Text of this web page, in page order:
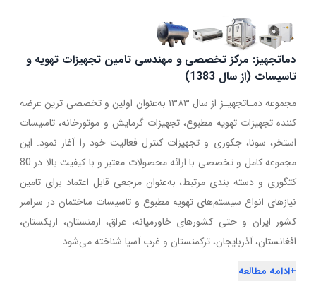
دماتجهیز: مرکز تخصصی و مهندسی تامین تجهیزات تهویه و
تاسیسات (از سال 1383)
مجموعه دمـاتجهیـز از سال ۱۳۸۳ به‌عنوان اولین و تخصصی ترین عرضه
کننده تجهیزات تهویه مطبوع، تجهیزات گرمایش و موتورخانه، تاسیسات
استخر، سونا، جکوزی و تجهیزات کنترل فعالیت خود را آغاز نمود. این
مجموعه کامل و تخصصی با ارائه محصولات معتبر و با کیفیت بالا در 80
کتگوری و دسته بندی مرتبط، به‌عنوان مرجعی قابل اعتماد برای تامین
نیازهای انواع سیستم‌های تهویه مطبوع و تاسیسات ساختمان در سراسر
کشور ایران و حتی کشورهای خاورمیانه، عراق، ارمنستان، ازبکستان،
افغانستان، آذربایجان، ترکمنستان و غرب آسیا شناخته می‌شود.
+ادامه مطالعه